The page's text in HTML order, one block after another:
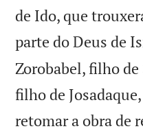
de Ido, que
parte do Deus de
Zorobabel, filho de
filho de
retomar a obra de